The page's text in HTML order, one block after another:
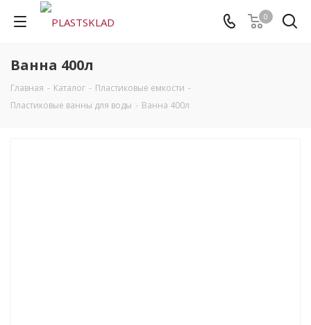
0
Ванна 400л
Главная - Каталог - Пластиковые емкости -
Пластиковые ванны для воды - Ванна 400л